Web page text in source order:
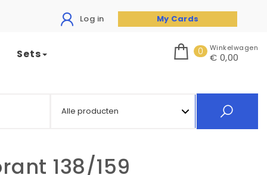
Log in My Cards
Sets 0 Winkelwagen
€ 0,00
138/159